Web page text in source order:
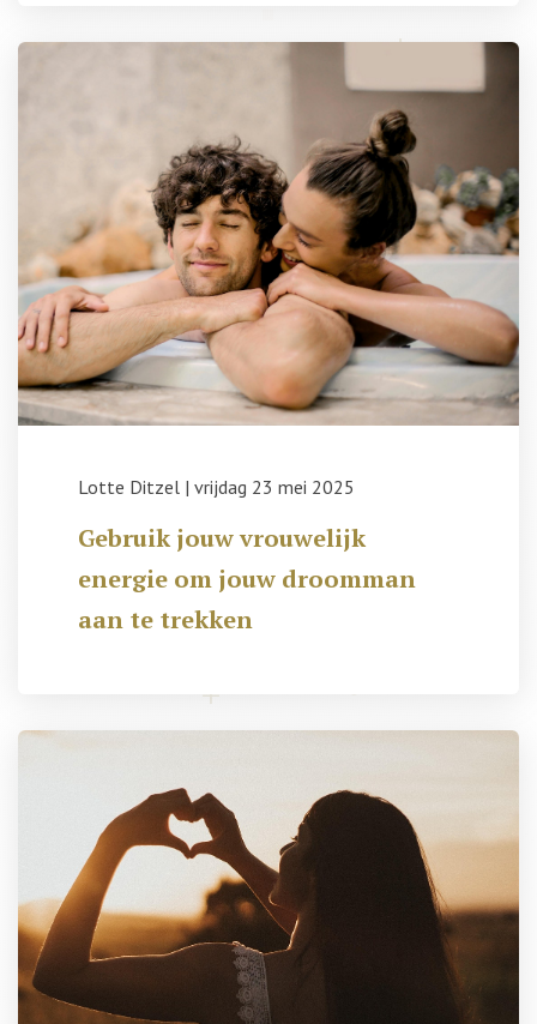
Lotte Ditzel | vrijdag 23 mei 2025
Gebruik jouw vrouwelijk
energie om jouw droomman
aan te trekken